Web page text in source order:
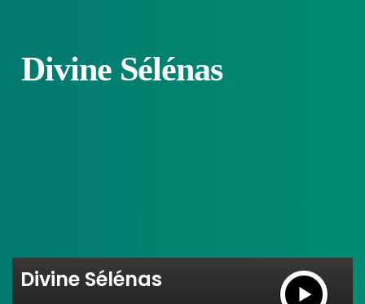
Divine Sélénas
Divine Sélénas